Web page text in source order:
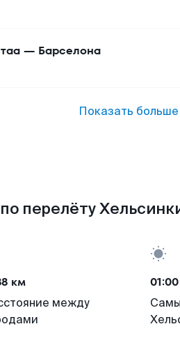
— Барселона
Показать
перелёту
км
между
01:00